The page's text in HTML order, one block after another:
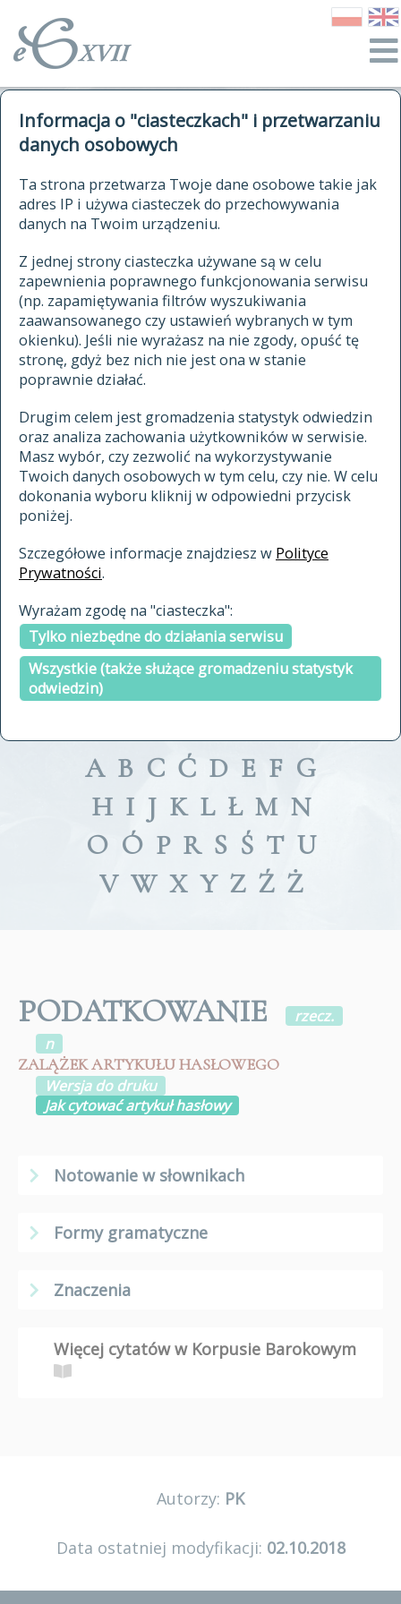
Informacja o "ciasteczkach" i przetwarzaniu
danych osobowych
Ta strona przetwarza Twoje dane osobowe takie jak
adres IP i używa ciasteczek do przechowywania
danych na Twoim urządzeniu.
Z jednej strony ciasteczka używane są w celu
zapewnienia poprawnego funkcjonowania serwisu
(np. zapamiętywania filtrów wyszukiwania
zaawansowanego czy ustawień wybranych w tym
okienku). Jeśli nie wyrażasz na nie zgody, opuść tę
stronę, gdyż bez nich nie jest ona w stanie
poprawnie działać.
Drugim celem jest gromadzenia statystyk odwiedzin
oraz analiza zachowania użytkowników w serwisie.
Masz wybór, czy zezwolić na wykorzystywanie
Twoich danych osobowych w tym celu, czy nie. W celu
dokonania wyboru kliknij w odpowiedni przycisk
poniżej.
Szczegółowe informacje znajdziesz w Polityce
Prywatności.
Wyrażam zgodę na "ciasteczka":
Tylko niezbędne do działania serwisu
Wszystkie (także służące gromadzeniu statystyk
odwiedzin)
autorzy Słownika
historia
publikacje
źródła
autorzy tekstów źródłowych
zasady opracowania
statystyki
najnowsze hasła
ostatnio zmodyfikowane hasła
materiały archiwalne
cytowanie
kontakt
kwerendy
jak cytować Słownik
ELEKTRONICZNY SŁOWNIK
JĘZYKA POLSKIEGO
XVII I XVIII WIEKU
znajdź hasła
zaczynające się od
indeksie
a fronte
a tergo
A B C Ć D E F G
H I J K L Ł M N
O Ó P R S Ś T U
V W X Y Z Ź Ż
PODATKOWANIE
rzecz.
n
ZALĄŻEK ARTYKUŁU HASŁOWEGO
Wersja do druku
Jak cytować artykuł hasłowy
Notowanie w słownikach
Formy gramatyczne
Znaczenia
Więcej cytatów w Korpusie Barokowym
Autorzy: PK
Data ostatniej modyfikacji: 02.10.2018